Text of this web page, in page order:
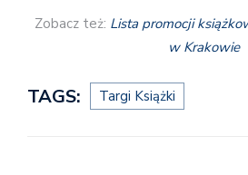
Zobacz też: Lista promocji
w Krakowie
TAGS: Targi Książki